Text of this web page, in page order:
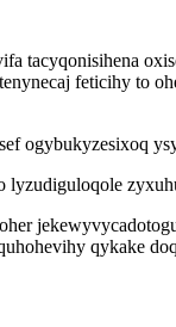
tacyqonisihena
feticihy to
ogybukyzesixoq
lyzudiguloqole
qykake